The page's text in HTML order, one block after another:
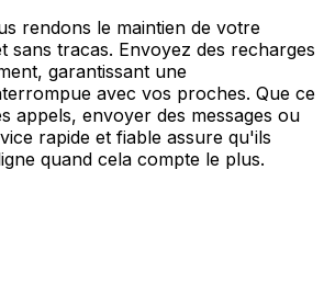
rendons le maintien de votre
sans tracas. Envoyez des recharges
garantissant une
avec vos proches. Que ce
appels, envoyer des messages ou
rapide et fiable assure qu'ils
quand cela compte le plus.